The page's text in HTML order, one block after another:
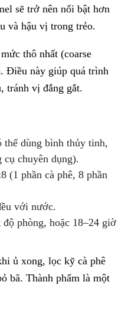
sẽ trở nên nổi bật hơn
và hậu vị trong trẻo.
thô nhất (coarse
Điều này giúp quá trình
tránh vị đắng gắt.
thể dùng bình thủy tinh,
cụ chuyên dụng).
(1 phần cà phê, 8 phần
với nước.
phòng, hoặc 18–24 giờ
ủ xong, lọc kỹ cà phê
bã. Thành phẩm là một